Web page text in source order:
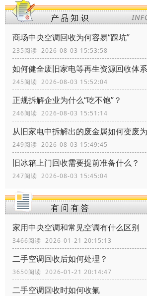
商场中央空调回收为何容易“踩坑”
235阅读 2026-08-03 15:53:58
如何健全废旧家电等再生资源回收体
245阅读 2026-08-03 15:52:04
正规拆解企业为什么“吃不饱”？
246阅读 2026-08-03 15:51:14
从旧家电中拆解出的废金属如何变废
249阅读 2026-08-03 15:49:45
旧冰箱上门回收需要提前准备什么？
247阅读 2026-08-03 15:45:04
家用中央空调和常见空调有什么区别
3466阅读 2026-01-21 20:15:13
二手空调回收后如何处理？
3650阅读 2026-01-21 20:14:47
二手空调回收时如何收氟